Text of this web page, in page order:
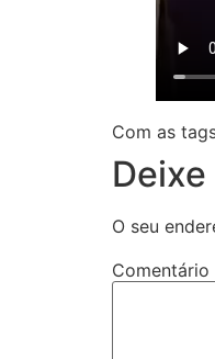
Com as
O seu
Comentário